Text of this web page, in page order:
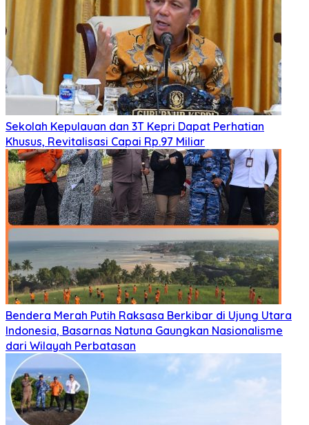
Sekolah Kepulauan dan 3T Kepri Dapat Perhatian
Khusus, Revitalisasi Capai Rp.97 Miliar
Bendera Merah Putih Raksasa Berkibar di Ujung Utara
Indonesia, Basarnas Natuna Gaungkan Nasionalisme
dari Wilayah Perbatasan